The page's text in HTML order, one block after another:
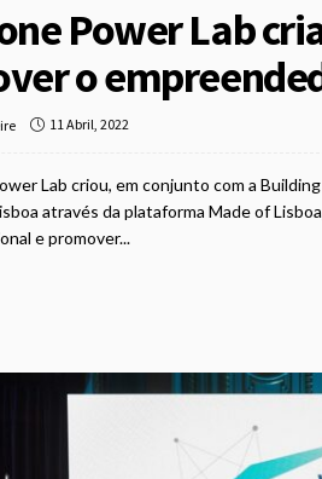
Power Lab
o
11 Abril, 2022
Lab criou, em conjunto com a
através da plataforma Made of
e promover...